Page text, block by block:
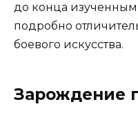
до конца
подробно
боевого искусства.
Зарождение